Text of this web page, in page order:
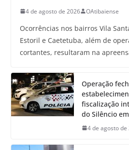
4 de agosto de 2026 OAtibaiense
Ocorrências nos bairros Vila
Estoril e Caetetuba, além de
cortantes, resultaram na
Operação
fiscalização
do Silêncio
4 de agosto de